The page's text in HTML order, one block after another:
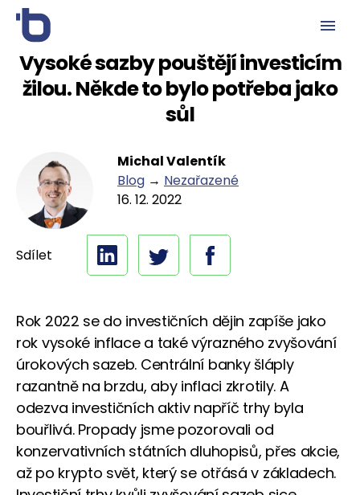
Vysoké sazby pouštějí investicím
žilou. Někde to bylo potřeba jako
sůl
Michal Valentík
Blog → Nezařazené
16. 12. 2022
Sdílet
Rok 2022 se do investičních dějin zapíše jako
rok vysoké inflace a také výrazného zvyšování
úrokových sazeb. Centrální banky šláply
razantně na brzdu, aby inflaci zkrotily. A
odezva investičních aktiv napříč trhy byla
bouřlivá. Propady jsme pozorovali od
konzervativních státních dluhopisů, přes akcie,
až po krypto svět, který se otřásá v základech.